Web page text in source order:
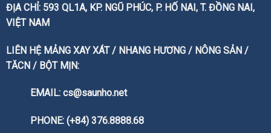
ĐỊA CHỈ: 593 QL1A, KP. NGŨ PHÚC, P. HỐ NAI, T. ĐỒNG NAI,
VIỆT NAM
LIÊN HỆ MẢNG XAY XÁT / NHANG HƯƠNG / NÔNG SẢN /
TĂCN / BỘT MỊN:
EMAIL: cs@saunho.net
PHONE: (+84) 376.8888.68